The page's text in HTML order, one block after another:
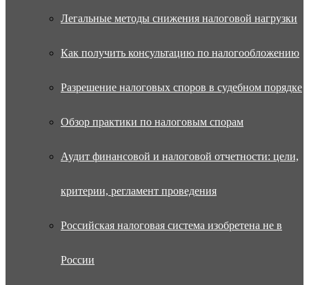
Легальные методы снижения налоговой нагрузки
Как получить консультацию по налогообложению
Разрешение налоговых споров в судебном порядке
Обзор практики по налоговым спорам
Аудит финансовой и налоговой отчетности: цели,
критерии, регламент проведения
Российская налоговая система изобретена не в
России